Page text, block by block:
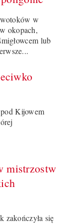
w
okopach,
lub
Kijowem
mistrzostw
zakończyła się